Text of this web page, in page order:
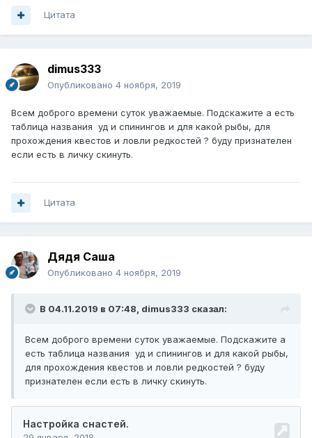
Цитата
dimus333
Опубликовано 4 ноября, 2019
Всем доброго времени суток уважаемые. Подскажите а есть
таблица названия уд и спинингов и для какой рыбы, для
прохождения квестов и ловли редкостей ? буду признателен
если есть в личку скинуть.
Цитата
Дядя Саша
Опубликовано 4 ноября, 2019
В 04.11.2019 в 07:48, dimus333 сказал:
Всем доброго времени суток уважаемые. Подскажите а
есть таблица названия уд и спинингов и для какой рыбы,
для прохождения квестов и ловли редкостей ? буду
признателен если есть в личку скинуть.